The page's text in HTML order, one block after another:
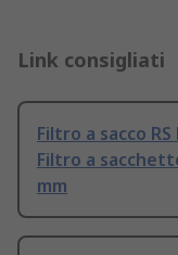
Link consigliati
Filtro a sacco
Filtro a
mm